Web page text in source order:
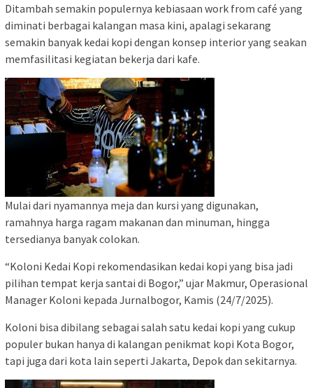
Ditambah semakin populernya kebiasaan work from café yang
diminati berbagai kalangan masa kini, apalagi sekarang
semakin banyak kedai kopi dengan konsep interior yang seakan
memfasilitasi kegiatan bekerja dari kafe.
Mulai dari nyamannya meja dan kursi yang digunakan,
ramahnya harga ragam makanan dan minuman, hingga
tersedianya banyak colokan.
“Koloni Kedai Kopi rekomendasikan kedai kopi yang bisa jadi
pilihan tempat kerja santai di Bogor,” ujar Makmur, Operasional
Manager Koloni kepada Jurnalbogor, Kamis (24/7/2025).
Koloni bisa dibilang sebagai salah satu kedai kopi yang cukup
populer bukan hanya di kalangan penikmat kopi Kota Bogor,
tapi juga dari kota lain seperti Jakarta, Depok dan sekitarnya.